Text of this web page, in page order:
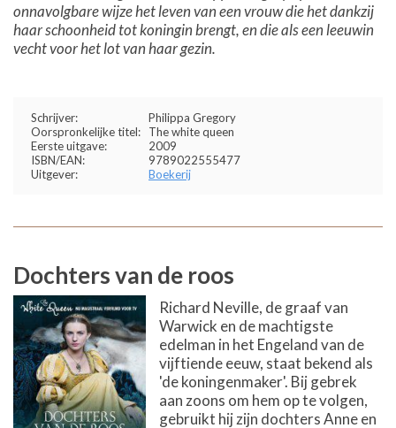
onnavolgbare wijze het leven van een vrouw die het dankzij
haar schoonheid tot koningin brengt, en die als een leeuwin
vecht voor het lot van haar gezin.
Schrijver:
Philippa Gregory
Oorspronkelijke titel:
The white queen
Eerste uitgave:
2009
ISBN/EAN:
9789022555477
Uitgever:
Boekerij
Dochters van de roos
Richard Neville, de graaf van
Warwick en de machtigste
edelman in het Engeland van de
vijftiende eeuw, staat bekend als
'de koningenmaker'. Bij gebrek
aan zoons om hem op te volgen,
gebruikt hij zijn dochters Anne en